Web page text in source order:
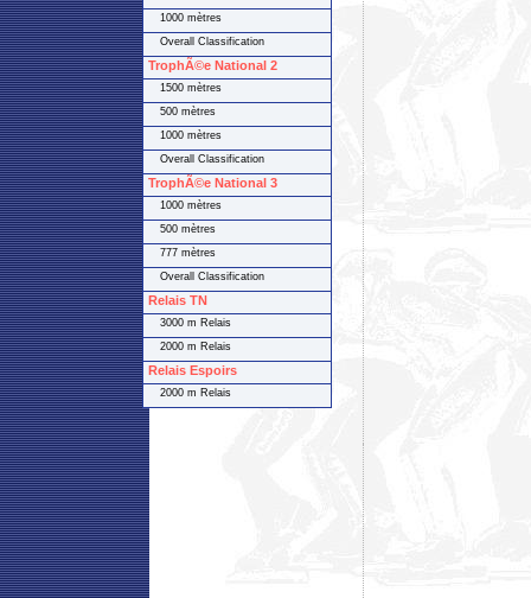
1000 mètres
Overall Classification
TrophÃ©e National 2
1500 mètres
500 mètres
1000 mètres
Overall Classification
TrophÃ©e National 3
1000 mètres
500 mètres
777 mètres
Overall Classification
Relais TN
3000 m Relais
2000 m Relais
Relais Espoirs
2000 m Relais